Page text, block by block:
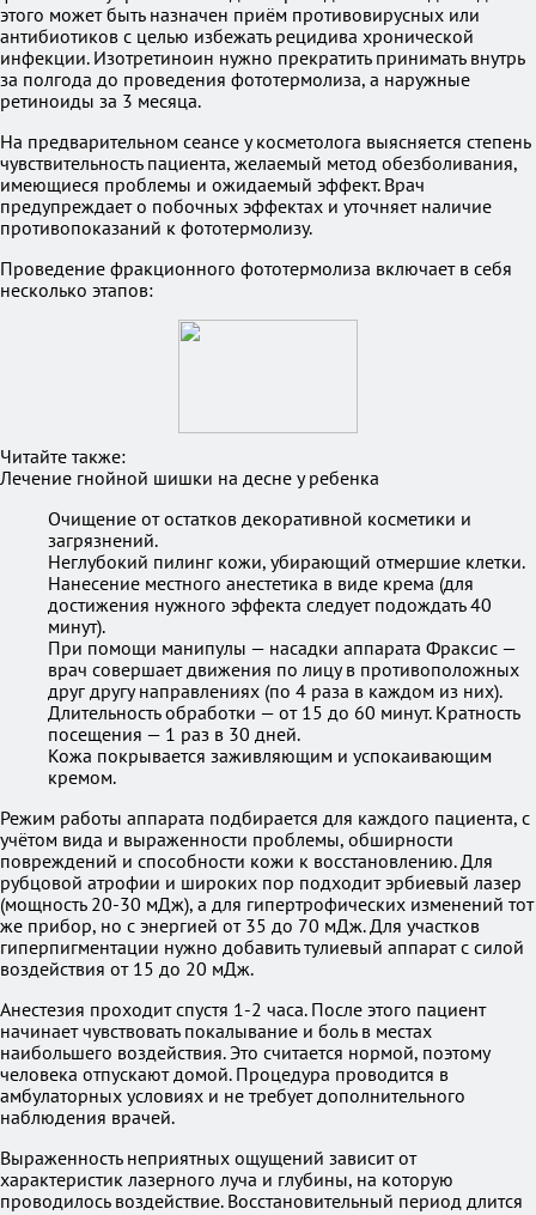
этого может быть назначен приём противовирусных или
антибиотиков с целью избежать рецидива хронической
инфекции. Изотретиноин нужно прекратить принимать внутрь
за полгода до проведения фототермолиза, а наружные
ретиноиды за 3 месяца.
На предварительном сеансе у косметолога выясняется степень
чувствительность пациента, желаемый метод обезболивания,
имеющиеся проблемы и ожидаемый эффект. Врач
предупреждает о побочных эффектах и уточняет наличие
противопоказаний к фототермолизу.
Проведение фракционного фототермолиза включает в себя
несколько этапов:
Читайте также:
Лечение гнойной шишки на десне у ребенка
Очищение от остатков декоративной косметики и
загрязнений.
Неглубокий пилинг кожи, убирающий отмершие клетки.
Нанесение местного анестетика в виде крема (для
достижения нужного эффекта следует подождать 40
минут).
При помощи манипулы — насадки аппарата Фраксис —
врач совершает движения по лицу в противоположных
друг другу направлениях (по 4 раза в каждом из них).
Длительность обработки — от 15 до 60 минут. Кратность
посещения — 1 раз в 30 дней.
Кожа покрывается заживляющим и успокаивающим
кремом.
Режим работы аппарата подбирается для каждого пациента, с
учётом вида и выраженности проблемы, обширности
повреждений и способности кожи к восстановлению. Для
рубцовой атрофии и широких пор подходит эрбиевый лазер
(мощность 20-30 мДж), а для гипертрофических изменений тот
же прибор, но с энергией от 35 до 70 мДж. Для участков
гиперпигментации нужно добавить тулиевый аппарат с силой
воздействия от 15 до 20 мДж.
Анестезия проходит спустя 1-2 часа. После этого пациент
начинает чувствовать покалывание и боль в местах
наибольшего воздействия. Это считается нормой, поэтому
человека отпускают домой. Процедура проводится в
амбулаторных условиях и не требует дополнительного
наблюдения врачей.
Выраженность неприятных ощущений зависит от
характеристик лазерного луча и глубины, на которую
проводилось воздействие. Восстановительный период длится